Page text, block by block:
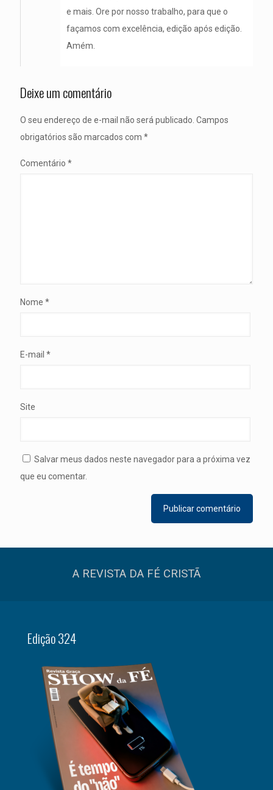
e mais. Ore por nosso trabalho, para que o
façamos com excelência, edição após edição.
Amém.
Deixe um comentário
O seu endereço de e-mail não será publicado. Campos
obrigatórios são marcados com *
Comentário *
Nome *
E-mail *
Site
Salvar meus dados neste navegador para a próxima vez
que eu comentar.
A REVISTA DA FÉ CRISTÃ
Edição 324